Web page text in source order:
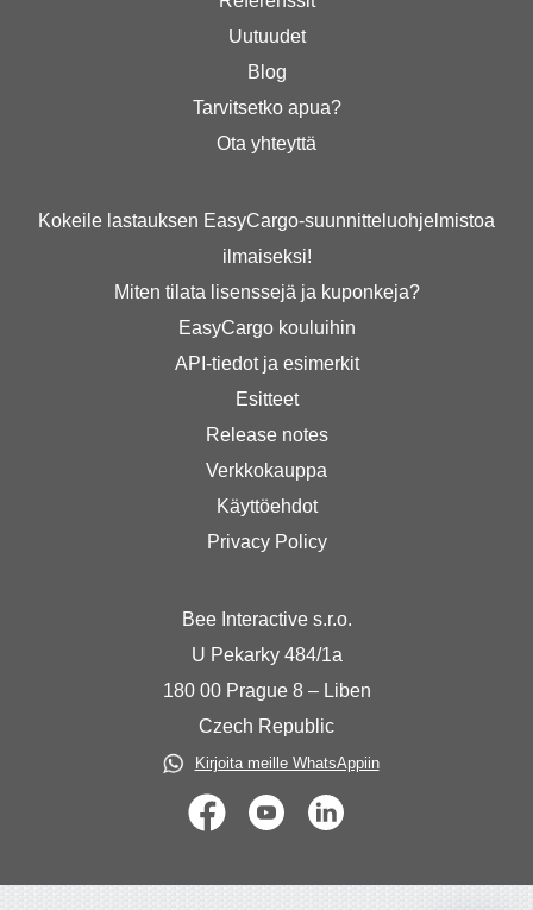
Uutuudet
Blog
Tarvitsetko apua?
Ota yhteyttä
Kokeile lastauksen EasyCargo-suunnitteluohjelmistoa
ilmaiseksi!
Miten tilata lisenssejä ja kuponkeja?
EasyCargo kouluihin
API-tiedot ja esimerkit
Esitteet
Release notes
Verkkokauppa
Käyttöehdot
Privacy Policy
Bee Interactive s.r.o.
U Pekarky 484/1a
180 00 Prague 8 – Liben
Czech Republic
Kirjoita meille WhatsAppiin